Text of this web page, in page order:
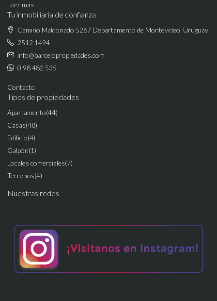
Leer más
Tu inmobiliaria de confianza
Camino Maldonado 5267 Departamento de Montevideo, Uruguay
2512 1494
info@barcelopropiedades.com
0 98 482 535
Contacto
Tipos de propiedades
Apartamento(44)
Casas(48)
Edificio(4)
Galpón(1)
Locales comerciales(7)
Terrenos(4)
Nuestras redes